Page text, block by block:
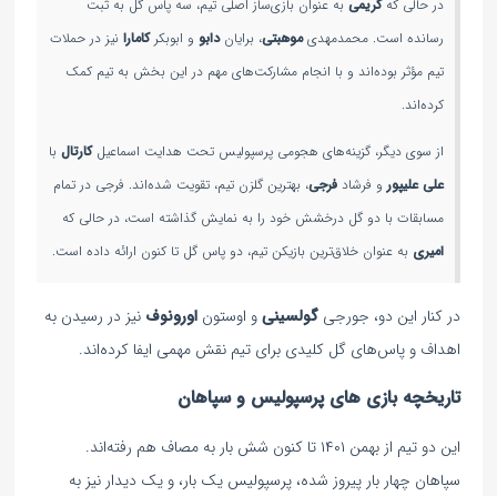
در حالی کهکریمی به عنوان بازی‌ساز اصلی تیم، سه پاس گل به ثبت
رسانده است. محمدمهدیموهبتی، برایاندابو و ابوبکرکامارا نیز در حملات
تیم مؤثر بوده‌اند و با انجام مشارکت‌های مهم در این بخش به تیم کمک
کرده‌اند.
از سوی دیگر، گزینه‌های هجومی پرسپولیس تحت هدایت اسماعیلکارتال با
علی علیپور و فرشادفرجی، بهترین گلزن تیم، تقویت شده‌اند. فرجی در تمام
مسابقات با دو گل درخشش خود را به نمایش گذاشته است، در حالی که
امیری به عنوان خلاق‌ترین بازیکن تیم، دو پاس گل تا کنون ارائه داده است.
در کنار این دو، جورجیگولسینیو اوستوناورونوف نیز در رسیدن به
اهداف و پاس‌های گل کلیدی برای تیم نقش مهمی ایفا کرده‌اند.
تاریخچه بازی های پرسپولیس و سپاهان
این دو تیم از بهمن ۱۴۰۱ تا کنون شش بار به مصاف هم رفته‌اند.
سپاهان چهار بار پیروز شده، پرسپولیس یک بار، و یک دیدار نیز به